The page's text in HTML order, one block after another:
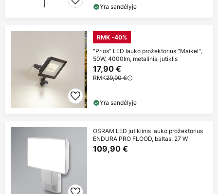
Yra sandėlyje
RMK -40%
"Prios" LED lauko prožektorius "Maikel",
50W, 4000lm, metalinis, jutiklis
17,90 €
RMK29,90 €
Yra sandėlyje
OSRAM LED jutiklinis lauko prožektorius
ENDURA PRO FLOOD, baltas, 27 W
109,90 €